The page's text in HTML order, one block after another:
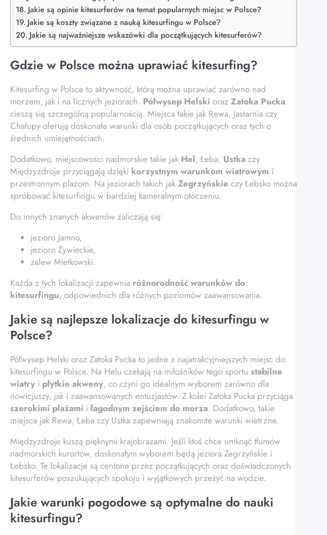
Jakie są opinie kitesurferów na temat popularnych miejsc w Polsce?
Jakie są koszty związane z nauką kitesurfingu w Polsce?
Jakie są najważniejsze wskazówki dla początkujących kitesurferów?
Gdzie w Polsce można uprawiać kitesurfing?
Kitesurfing w Polsce to aktywność, którą można uprawiać zarówno nad
morzem, jak i na licznych jeziorach. Półwysep Helski oraz Zatoka Pucka
cieszą się szczególną popularnością. Miejsca takie jak Rewa, Jastarnia czy
Chałupy oferują doskonałe warunki dla osób początkujących oraz tych o
średnich umiejętnościach.
Dodatkowo, miejscowości nadmorskie takie jak Hel, Łeba, Ustka czy
Międzyzdroje przyciągają dzięki korzystnym warunkom wiatrowym i
przestronnym plażom. Na jeziorach takich jak Zegrzyńskie czy Łebsko można
spróbować kitesurfingu w bardziej kameralnym otoczeniu.
Do innych znanych akwenów zaliczają się:
jezioro Jamno,
jezioro Żywieckie,
zalew Mietkowski.
Każda z tych lokalizacji zapewnia różnorodność warunków do
kitesurfingu, odpowiednich dla różnych poziomów zaawansowania.
Jakie są najlepsze lokalizacje do kitesurfingu w
Polsce?
Półwysep Helski oraz Zatoka Pucka to jedne z najatrakcyjniejszych miejsc do
kitesurfingu w Polsce. Na Helu czekają na miłośników tego sportu stabilne
wiatry i płytkie akweny, co czyni go idealnym wyborem zarówno dla
nowicjuszy, jak i zaawansowanych entuzjastów. Z kolei Zatoka Pucka przyciąga
szerokimi plażami iłagodnym zejściem do morza. Dodatkowo, takie
miejsca jak Rewa, Łeba czy Ustka zapewniają znakomite warunki wietrzne.
Międzyzdroje kuszą pięknymi krajobrazami. Jeśli ktoś chce uniknąć tłumów
nadmorskich kurortów, doskonałym wyborem będą jeziora Zegrzyńskie i
Łebsko. Te lokalizacje są cenione przez początkujących oraz doświadczonych
kitesurferów poszukujących spokoju i wyjątkowych przeżyć na wodzie.
Jakie warunki pogodowe są optymalne do nauki
kitesurfingu?